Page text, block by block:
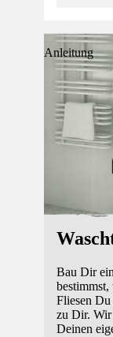
Anleitung
Bau Dir
Fliesen Du
zu Dir.
Deinen